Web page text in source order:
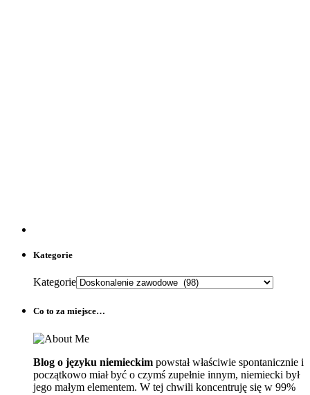
Kategorie
Kategorie
Co to za miejsce…
Blog o języku niemieckim powstał właściwie spontanicznie i
początkowo miał być o czymś zupełnie innym, niemiecki był
jego małym elementem. W tej chwili koncentruję się w 99%